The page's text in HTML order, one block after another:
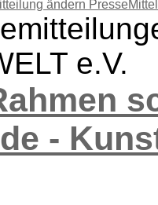
ändern
e.V.
-